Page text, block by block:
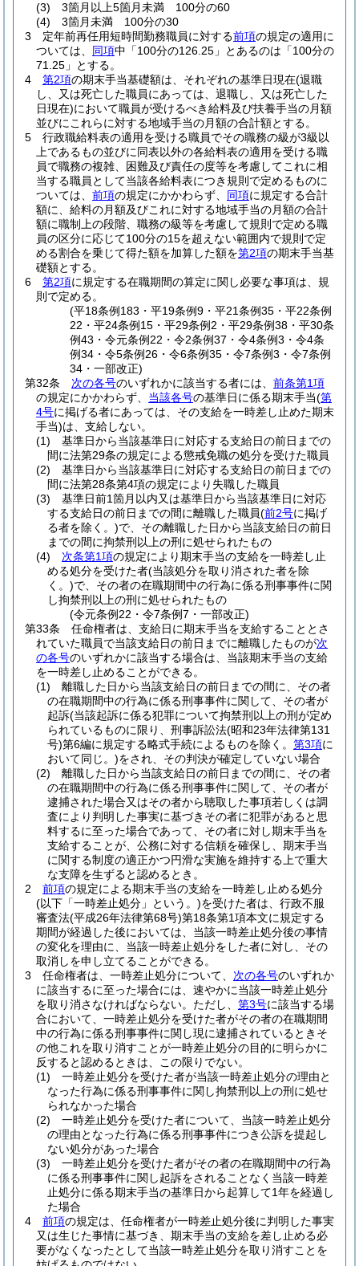
(3)
3箇月以上5箇月未満 100分の60
(4)
3箇月未満 100分の30
3
定年前再任用短時間勤務職員に対する前項の規定の適用に
ついては、 同項中「100分の126.25」とあるのは「100分の
71.25」とする。
4
第2項の期末手当基礎額は、それぞれの基準日現在(退職
し、又は死亡した職員にあっては、退職し、又は死亡した
日現在)において職員が受けるべき給料及び扶養手当の月額
並びにこれらに対する地域手当の月額の合計額とする。
5
行政職給料表の適用を受ける職員でその職務の級が3級以
上であるもの並びに同表以外の各給料表の適用を受ける職
員で職務の複雑、困難及び責任の度等を考慮してこれに相
当する職員として当該各給料表につき規則で定めるものに
ついては、 前項の規定にかかわらず、 同項に規定する合計
額に、給料の月額及びこれに対する地域手当の月額の合計
額に職制上の段階、職務の級等を考慮して規則で定める職
員の区分に応じて100分の15を超えない範囲内で規則で定
める割合を乗じて得た額を加算した額を第2項の期末手当基
礎額とする。
6
第2項に規定する在職期間の算定に関し必要な事項は、規
則で定める。
(平18条例183・平19条例9・平21条例35・平22条例
22・平24条例15・平29条例2・平29条例38・平30条
例43・令元条例22・令2条例37・令4条例3・令4条
例34・令5条例26・令6条例35・令7条例3・令7条例
34・一部改正)
第32条
次の各号のいずれかに該当する者には、 前条第1項
の規定にかかわらず、 当該各号の基準日に係る期末手当(第
4号に掲げる者にあっては、その支給を一時差し止めた期末
手当)は、支給しない。
(1)
基準日から当該基準日に対応する支給日の前日までの
間に法第29条の規定による懲戒免職の処分を受けた職員
(2)
基準日から当該基準日に対応する支給日の前日までの
間に法第28条第4項の規定により失職した職員
(3)
基準日前1箇月以内又は基準日から当該基準日に対応
する支給日の前日までの間に離職した職員(前2号に掲げ
る者を除く。)で、その離職した日から当該支給日の前日
までの間に拘禁刑以上の刑に処せられたもの
(4)
次条第1項の規定により期末手当の支給を一時差し止
める処分を受けた者(当該処分を取り消された者を除
く。)で、その者の在職期間中の行為に係る刑事事件に関
し拘禁刑以上の刑に処せられたもの
(令元条例22・令7条例7・一部改正)
第33条
任命権者は、支給日に期末手当を支給することとさ
れていた職員で当該支給日の前日までに離職したものが次
の各号のいずれかに該当する場合は、当該期末手当の支給
を一時差し止めることができる。
(1)
離職した日から当該支給日の前日までの間に、その者
の在職期間中の行為に係る刑事事件に関して、その者が
起訴(当該起訴に係る犯罪について拘禁刑以上の刑が定め
られているものに限り、刑事訴訟法(昭和23年法律第131
号)第6編に規定する略式手続によるものを除く。 第3項に
おいて同じ。)をされ、その判決が確定していない場合
(2)
離職した日から当該支給日の前日までの間に、その者
の在職期間中の行為に係る刑事事件に関して、その者が
逮捕された場合又はその者から聴取した事項若しくは調
査により判明した事実に基づきその者に犯罪があると思
料するに至った場合であって、その者に対し期末手当を
支給することが、公務に対する信頼を確保し、期末手当
に関する制度の適正かつ円滑な実施を維持する上で重大
な支障を生ずると認めるとき。
2
前項の規定による期末手当の支給を一時差し止める処分
(以下「一時差止処分」という。)を受けた者は、行政不服
審査法(平成26年法律第68号)第18条第1項本文に規定する
期間が経過した後においては、当該一時差止処分後の事情
の変化を理由に、当該一時差止処分をした者に対し、その
取消しを申し立てることができる。
3
任命権者は、一時差止処分について、 次の各号のいずれか
に該当するに至った場合には、速やかに当該一時差止処分
を取り消さなければならない。 ただし、 第3号に該当する場
合において、一時差止処分を受けた者がその者の在職期間
中の行為に係る刑事事件に関し現に逮捕されているときそ
の他これを取り消すことが一時差止処分の目的に明らかに
反すると認めるときは、この限りでない。
(1)
一時差止処分を受けた者が当該一時差止処分の理由と
なった行為に係る刑事事件に関し拘禁刑以上の刑に処せ
られなかった場合
(2)
一時差止処分を受けた者について、当該一時差止処分
の理由となった行為に係る刑事事件につき公訴を提起し
ない処分があった場合
(3)
一時差止処分を受けた者がその者の在職期間中の行為
に係る刑事事件に関し起訴をされることなく当該一時差
止処分に係る期末手当の基準日から起算して1年を経過し
た場合
4
前項の規定は、任命権者が一時差止処分後に判明した事実
又は生じた事情に基づき、期末手当の支給を差し止める必
要がなくなったとして当該一時差止処分を取り消すことを